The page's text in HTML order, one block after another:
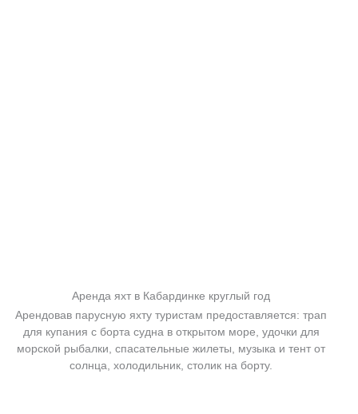
Аренда яхт в Кабардинке круглый год
Арендовав парусную яхту туристам предоставляется: трап
для купания с борта судна в открытом море, удочки для
морской рыбалки, спасательные жилеты, музыка и тент от
солнца, холодильник, столик на борту.